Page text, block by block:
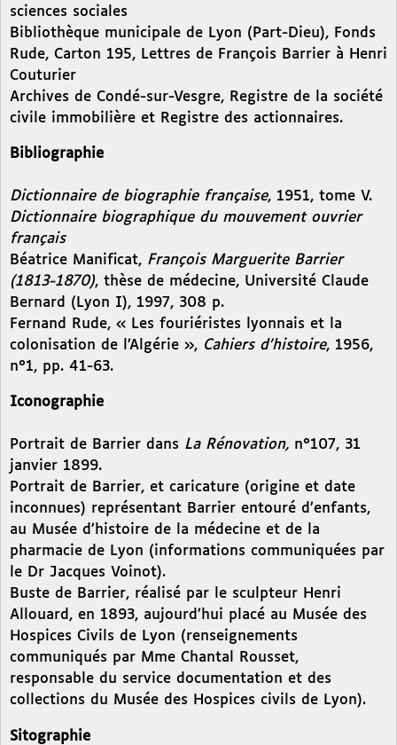
sciences sociales
Bibliothèque municipale de Lyon (Part-Dieu), Fonds
Rude, Carton 195, Lettres de François Barrier à Henri
Couturier
Archives de Condé-sur-Vesgre, Registre de la société
civile immobilière et Registre des actionnaires.
Bibliographie
Dictionnaire de biographie française, 1951, tome V.
Dictionnaire biographique du mouvement ouvrier
français
Béatrice Manificat, François Marguerite Barrier
(1813-1870), thèse de médecine, Université Claude
Bernard (Lyon I), 1997, 308 p.
Fernand Rude, « Les fouriéristes lyonnais et la
colonisation de l’Algérie », Cahiers d’histoire, 1956,
n°1, pp. 41-63.
Iconographie
Portrait de Barrier dans La Rénovation, n°107, 31
janvier 1899.
Portrait de Barrier, et caricature (origine et date
inconnues) représentant Barrier entouré d’enfants,
au Musée d’histoire de la médecine et de la
pharmacie de Lyon (informations communiquées par
le Dr Jacques Voinot).
Buste de Barrier, réalisé par le sculpteur Henri
Allouard, en 1893, aujourd’hui placé au Musée des
Hospices Civils de Lyon (renseignements
communiqués par Mme Chantal Rousset,
responsable du service documentation et des
collections du Musée des Hospices civils de Lyon).
Sitographie